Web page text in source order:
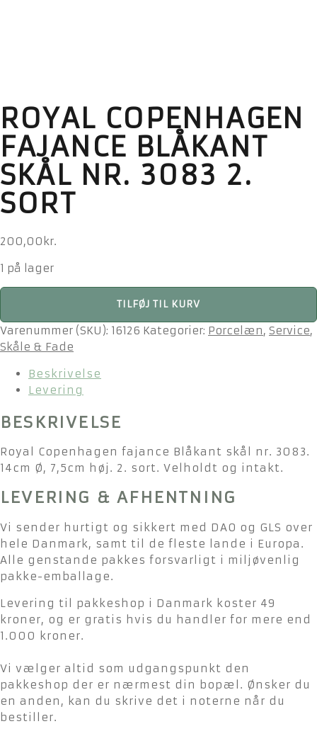
ROYAL COPENHAGEN
FAJANCE BLÅKANT
SKÅL NR. 3083 2.
SORT
200,00 kr.
1 på lager
Royal
fajance
Blåkant
3083
sort
TILFØJ TIL KURV
Varenummer (SKU): 16126 Kategorier: Porcelæn, Service,
Skåle & Fade
Beskrivelse
Levering
BESKRIVELSE
Royal Copenhagen fajance Blåkant skål nr. 3083.
14cm Ø, 7,5cm høj. 2. sort. Velholdt og intakt.
LEVERING & AFHENTNING
Vi sender hurtigt og sikkert med DAO og GLS over
hele Danmark, samt til de fleste lande i Europa.
Alle genstande pakkes forsvarligt i miljøvenlig
pakke-emballage.
Levering til pakkeshop i Danmark koster 49
kroner, og er gratis hvis du handler for mere end
1.000 kroner.
Vi vælger altid som udgangspunkt den
pakkeshop der er nærmest din bopæl. Ønsker du
en anden, kan du skrive det i noterne når du
bestiller.